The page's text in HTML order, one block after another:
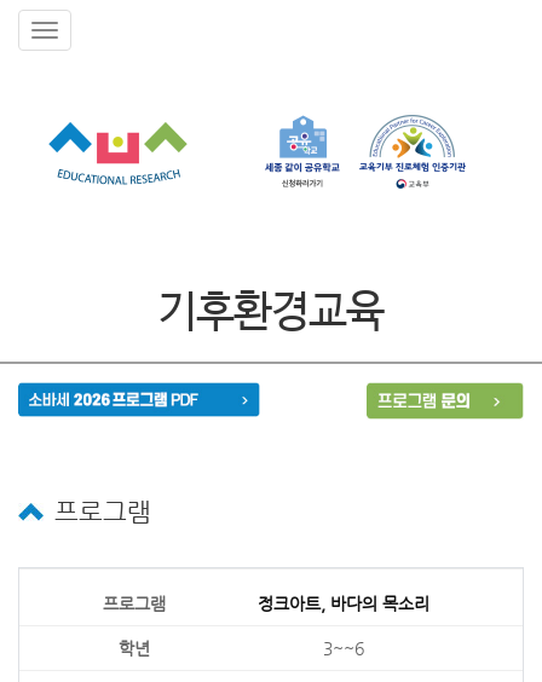
기후환경교육
프로그램
정크아트, 바다의 목소리
3~~6